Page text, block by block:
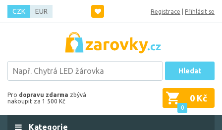
CZK EUR Registrace Přihlásit se
Hledat
Pro dopravu zdarma zbývá
nakoupit za 1 500 Kč
0
0 Kč
Kategorie